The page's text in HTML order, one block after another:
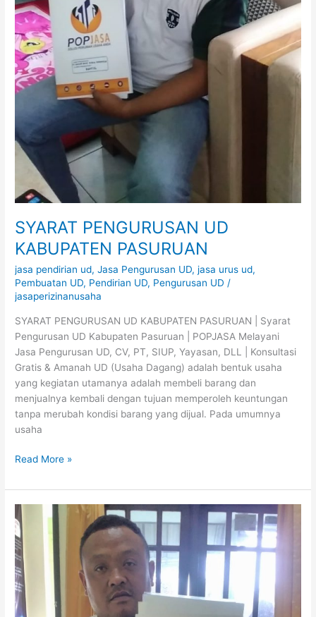
SYARAT PENGURUSAN UD
KABUPATEN PASURUAN
jasa pendirian ud,Jasa Pengurusan UD,jasa urus ud,
Pembuatan UD, Pendirian UD, Pengurusan UD /
jasaperizinanusaha
SYARAT PENGURUSAN UD KABUPATEN PASURUAN | Syarat
Pengurusan UD Kabupaten Pasuruan | POPJASA Melayani
Jasa Pengurusan UD, CV, PT, SIUP, Yayasan, DLL | Konsultasi
Gratis & Amanah UD (Usaha Dagang) adalah bentuk usaha
yang kegiatan utamanya adalah membeli barang dan
menjualnya kembali dengan tujuan memperoleh keuntungan
tanpa merubah kondisi barang yang dijual. Pada umumnya
usaha
Read More »
SYARAT
PENGURUSAN
UD
KABUPATEN
TUBAN